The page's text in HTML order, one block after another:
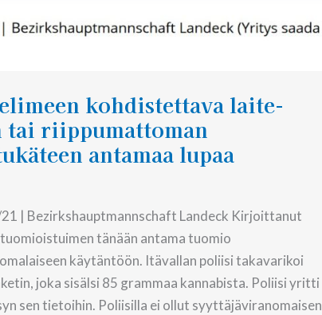
kohdistettava laite-
tai riippumattoman
antamaa lupaa
| Bezirkshauptmannschaft Landeck Kirjoittanut
tänään antama tuomio
käytäntöön. Itävallan poliisi takavarikoi
joka sisälsi 85 grammaa kannabista. Poliisi yritti
sen tietoihin. Poliisilla ei ollut syyttäjäviranomaisen